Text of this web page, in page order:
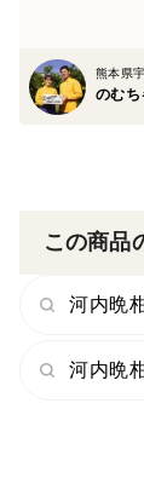
熊本県
のむち
この商品
河内晩
河内晩